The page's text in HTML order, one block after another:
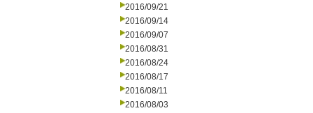
2016/09/21
2016/09/14
2016/09/07
2016/08/31
2016/08/24
2016/08/17
2016/08/11
2016/08/03